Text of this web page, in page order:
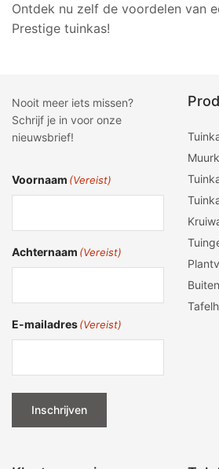
Ontdek nu zelf de voordelen van
Prestige tuinkas!
Nooit meer iets missen?
Schrijf je in voor onze
nieuwsbrief!
Voornaam (Vereist)
Achternaam (Vereist)
E-mailadres(Vereist)
Inschrijven